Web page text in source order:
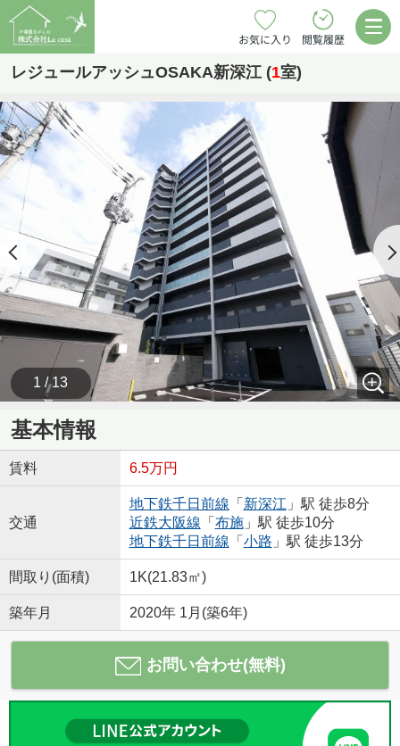
お気に入り 閲覧履歴
レジュールアッシュOSAKA新深江 (1室)
1 / 13
基本情報
賃料 6.5万円
交通
地下鉄千日前線 「 新深江 」駅 徒歩8分
近鉄大阪線 「 布施」駅 徒歩10分
地下鉄千日前線 「 小路 」駅 徒歩13分
間取り(面積) 1K(21.83㎡)
築年月 2020年 1月(築6年)
お問い合わせ(無料)